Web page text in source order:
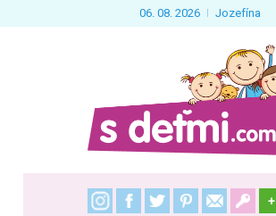
06. 08. 2026 Jozefína
+